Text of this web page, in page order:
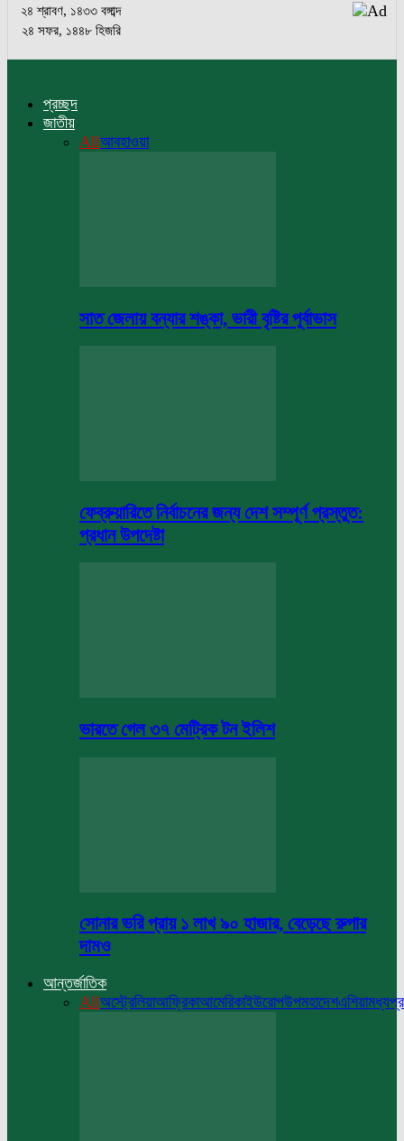
২৪ শ্রাবণ, ১৪৩৩ বঙ্গাব্দ
২৪ সফর, ১৪৪৮ হিজরি
প্রচ্ছদ
জাতীয়
Allআবহাওয়া
সাত জেলায় বন্যার শঙ্কা, ভারী বৃষ্টির পূর্বাভাস
ফেব্রুয়ারিতে নির্বাচনের জন্য দেশ সম্পূর্ণ প্রস্তুত:
প্রধান উপদেষ্টা
ভারতে গেল ৩৭ মেট্রিক টন ইলিশ
সোনার ভরি প্রায় ১ লাখ ৯০ হাজার, বেড়েছে রুপার
দামও
আন্তর্জাতিক
Allঅস্ট্রেলিয়াআফ্রিকাআমেরিকাইউরোপউপমহাদেশএশিয়া